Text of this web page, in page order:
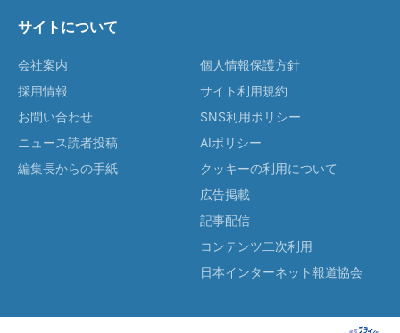
サイトについて
会社案内
採用情報
お問い合わせ
ニュース読者投稿
編集長からの手紙
個人情報保護方針
サイト利用規約
SNS利用ポリシー
AIポリシー
クッキーの利用について
広告掲載
記事配信
コンテンツ二次利用
日本インターネット報道協会